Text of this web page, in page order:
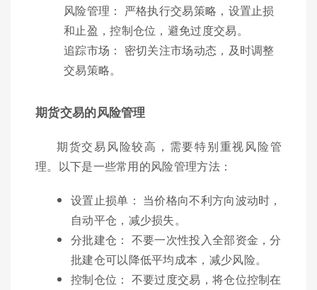
风险管理： 严格执行交易策略，设置止损
和止盈，控制仓位，避免过度交易。
追踪市场： 密切关注市场动态，及时调整
交易策略。
期货交易的风险管理
期货交易风险较高，需要特别重视风险管
理。以下是一些常用的风险管理方法：
设置止损单： 当价格向不利方向波动时，
自动平仓，减少损失。
分批建仓： 不要一次性投入全部资金，分
批建仓可以降低平均成本，减少风险。
控制仓位： 不要过度交易，将仓位控制在